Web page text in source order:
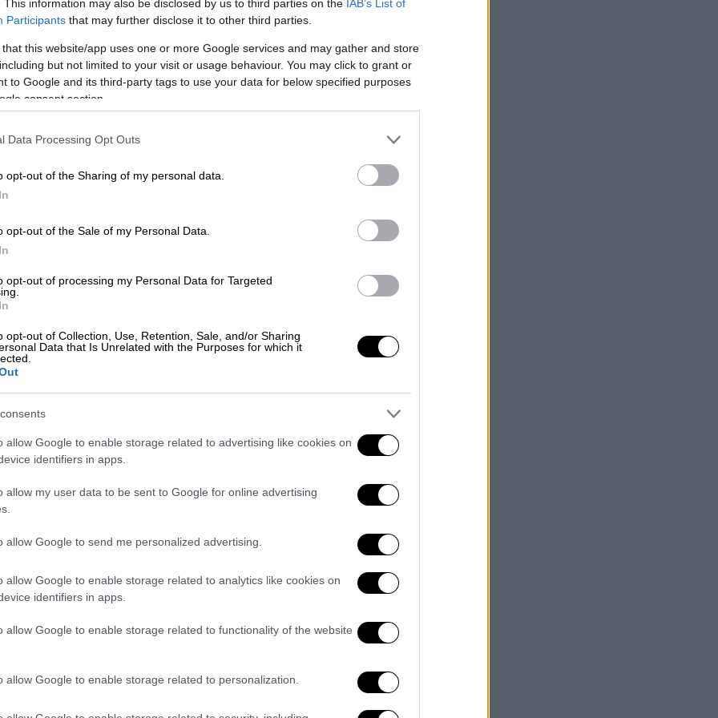
This information may also be disclosed by us to third parties on the IAB’s List of
Participants that may further disclose it to other third parties.
that this website/app uses one or more Google services and may gather and store
but not limited to your visit or usage behaviour. You may click to grant or
to Google and its third-party tags to use your data for below specified purposes
consent section.
Data Processing Opt Outs
opt-out of the Sharing of my personal data.
opt-out of the Sale of my Personal Data.
opt-out of processing my Personal Data for Targeted
opt-out of Collection, Use, Retention, Sale, and/or Sharing
Data that Is Unrelated with the Purposes for which it
allow Google to enable storage related to advertising like cookies on
identifiers in apps.
allow my user data to be sent to Google for online advertising
allow Google to send me personalized advertising.
allow Google to enable storage related to analytics like cookies on
identifiers in apps.
allow Google to enable storage related to functionality of the website
allow Google to enable storage related to personalization.
μεγάλους γίγαντες του gaming.
ξεκινούσαν από τα499 δολάρια, η
να κοστίζεισημαντικά
Machine
θα κυκλοφορήσει στιςαρχές του
ακόμα η τιμή της. Η Valve ανέφερε ότι
η
το 2003, η πλατφόρμα έχει εξελιχθεί
για υπολογιστή στον κόσμο.
μπορέσει να φτάσει την
κυκλοφορήσουν την επόμενη